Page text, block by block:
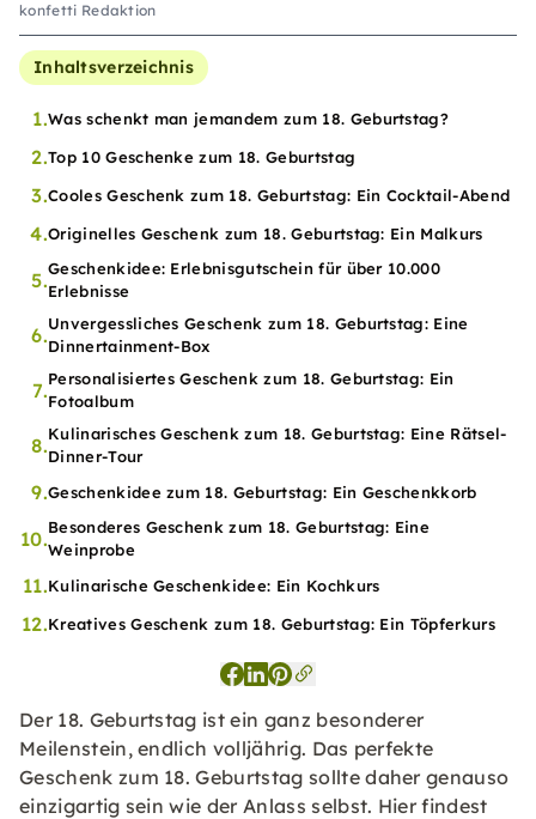
konfetti Redaktion
Inhaltsverzeichnis
1.Was schenkt man jemandem zum 18. Geburtstag?
2.Top 10 Geschenke zum 18. Geburtstag
3.Cooles Geschenk zum 18. Geburtstag: Ein Cocktail-Abend
4.Originelles Geschenk zum 18. Geburtstag: Ein Malkurs
5.Geschenkidee: Erlebnisgutschein für über 10.000
Erlebnisse
6.Unvergessliches Geschenk zum 18. Geburtstag: Eine
Dinnertainment-Box
7.Personalisiertes Geschenk zum 18. Geburtstag: Ein
Fotoalbum
8.Kulinarisches Geschenk zum 18. Geburtstag: Eine Rätsel-
Dinner-Tour
9.Geschenkidee zum 18. Geburtstag: Ein Geschenkkorb
10.Besonderes Geschenk zum 18. Geburtstag: Eine
Weinprobe
11.Kulinarische Geschenkidee: Ein Kochkurs
12.Kreatives Geschenk zum 18. Geburtstag: Ein Töpferkurs
Der 18. Geburtstag ist ein ganz besonderer
Meilenstein, endlich volljährig. Das perfekte
Geschenk zum 18. Geburtstag sollte daher genauso
einzigartig sein wie der Anlass selbst. Hier findest